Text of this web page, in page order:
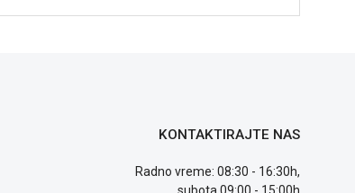
KONTAKTIRAJTE NAS
Radno vreme: 08:30 - 16:30h,